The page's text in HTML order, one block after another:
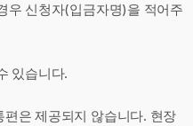
우 신청자(입금자명)을 적어주
있습니다.
은 제공되지 않습니다. 현장